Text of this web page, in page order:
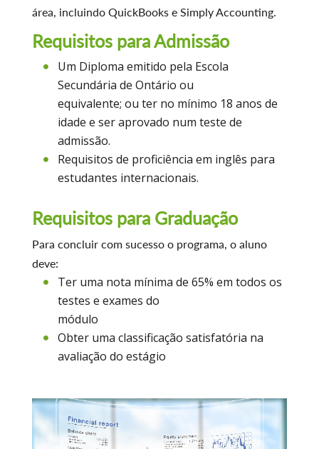
área, incluindo QuickBooks e Simply Accounting.
Requisitos para Admissão
Um Diploma emitido pela Escola
Secundária de Ontário ou
equivalente; ou ter no mínimo 18 anos de
idade e ser aprovado num teste de
admissão.
Requisitos de proficiência em inglês para
estudantes internacionais.
Requisitos para Graduação
Para concluir com sucesso o programa, o aluno
deve:
Ter uma nota mínima de 65% em todos os
testes e exames do
módulo
Obter uma classificação satisfatória na
avaliação do estágio